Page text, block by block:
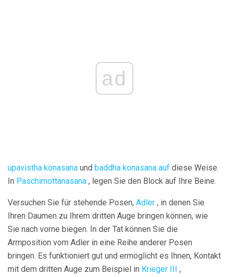
ad
upavistha konasana und baddha konasana auf diese Weise.
In Paschimottanasana , legen Sie den Block auf Ihre Beine.
Versuchen Sie für stehende Posen, Adler , in denen Sie
Ihren Daumen zu Ihrem dritten Auge bringen können, wie
Sie nach vorne biegen. In der Tat können Sie die
Armposition vom Adler in eine Reihe anderer Posen
bringen. Es funktioniert gut und ermöglicht es Ihnen, Kontakt
mit dem dritten Auge zum Beispiel in Krieger III ,